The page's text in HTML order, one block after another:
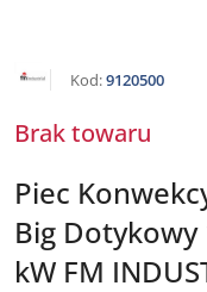
NAZWA
PRODUCENTA:
Kod:9120500
Brak towaru
Piec
Big Dotykowy
kW FM